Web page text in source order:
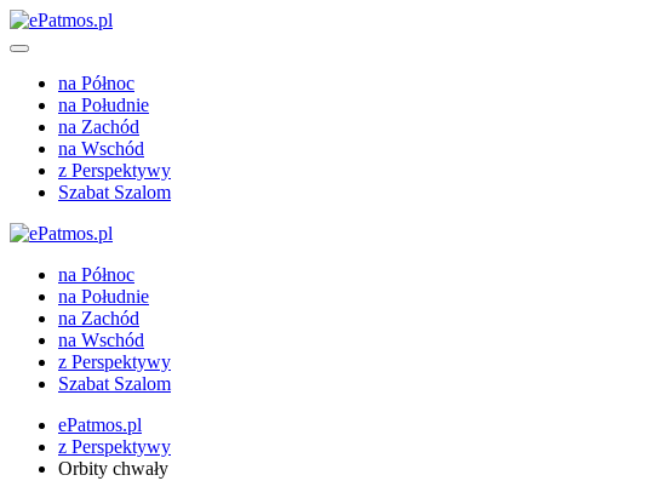
na Północ
na Południe
na Zachód
na Wschód
z Perspektywy
Szabat Szalom
na Północ
na Południe
na Zachód
na Wschód
z Perspektywy
Szabat Szalom
ePatmos.pl
z Perspektywy
Orbity chwały